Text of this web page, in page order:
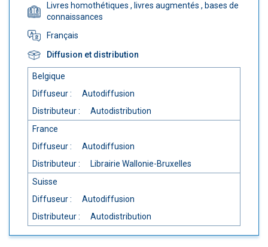
Livres homothétiques , livres augmentés , bases de
connaissances
Français
Diffusion et distribution
Belgique
Diffuseur :
Autodiffusion
Distributeur :
Autodistribution
France
Diffuseur :
Autodiffusion
Distributeur :
Librairie Wallonie-Bruxelles
Suisse
Diffuseur :
Autodiffusion
Distributeur :
Autodistribution